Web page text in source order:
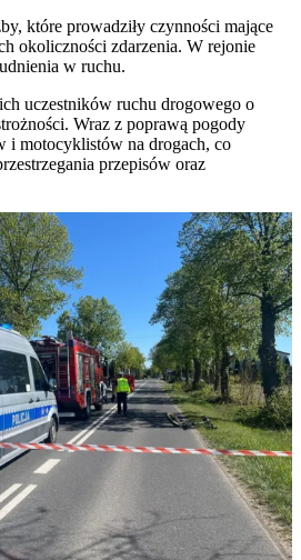
które prowadziły czynności mające
okoliczności zdarzenia. W rejonie
w ruchu.
uczestników ruchu drogowego o
Wraz z poprawą pogody
i motocyklistów na drogach, co
przepisów oraz